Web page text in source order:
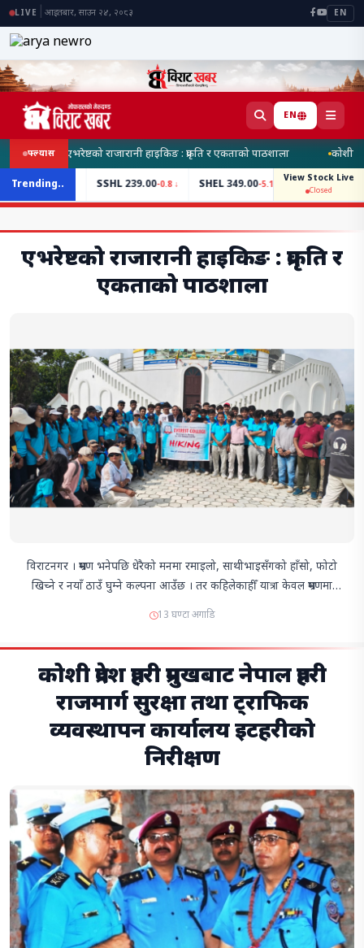
LIVE आइतबार, साउन २४, २०८३ EN
EN
फ्ल्यास एभरेष्टको राजारानी हाइकिङ : प्रकृति र एकताको पाठशाला कोशी
Trending..
SSHL239.00-0.8 ↓ SHEL349.00-5.1 ↓ UNHPL544.00 SPDL
View Stock Live
Closed
एभरेष्टको राजारानी हाइकिङ : प्रकृति र
एकताको पाठशाला
विराटनगर । भ्रमण भनेपछि धेरैको मनमा रमाइलो, साथीभाइसँगको हाँसो, फोटो
खिच्ने र नयाँ ठाउँ घुम्ने कल्पना आउँछ । तर कहिलेकाहीँ यात्रा केवल भ्रमणमा
सीमित हुँदैन, त्यो जीवनभर सम्झिरहने अनुभव बन्छ । जहाँ प्रत्येक पाइला
13 घण्टा अगाडि
कोशी प्रदेश प्रहरी प्रमुखबाट नेपाल प्रहरी
राजमार्ग सुरक्षा तथा ट्राफिक
व्यवस्थापन कार्यालय इटहरीको
निरीक्षण